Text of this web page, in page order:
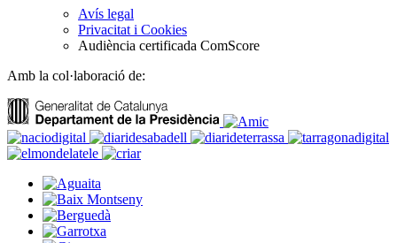
Avís legal
Privacitat i Cookies
Audiència certificada ComScore
Amb la col·laboració de: